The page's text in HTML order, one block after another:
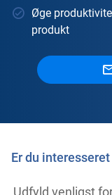
Øge
produkt
Er du
Udfyld venligst